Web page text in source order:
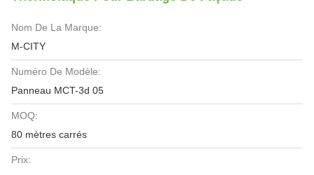
Nom De La Marque:
M-CITY
Numéro De Modèle:
Panneau MCT-3d 05
MOQ:
80 mètres carrés
Prix: